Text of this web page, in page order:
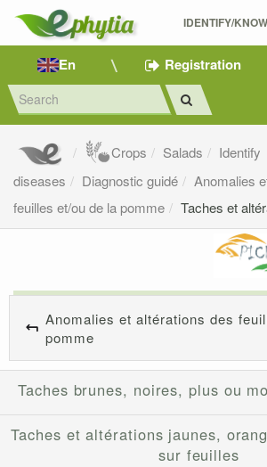
IDENTIFY/
En Registration
Crops Salads
Identify
diseases
Diagnostic guidé
Anomalies
feuilles et/ou de la pomme
Taches et
Anomalies et altérations des
pomme
Taches brunes, noires, plus ou
Taches et altérations jaunes,
sur feuilles